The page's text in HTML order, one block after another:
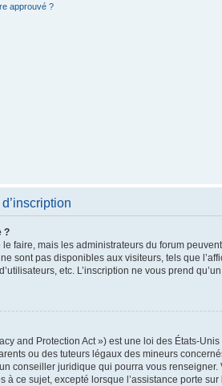
approuvé ?
?
le faire, mais les administrateurs du forum
sont pas disponibles aux visiteurs, tels que
etc. L’inscription ne vous prend
and Protection Act ») est une loi des États-
ou des tuteurs légaux des mineurs
conseiller juridique qui pourra vous
à ce sujet, excepté lorsque l’assistance porte